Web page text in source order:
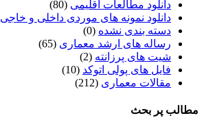
دانلود مطالعات اقلیمی (80)
دانلود نمونه های موردی داخلی و خاجی
دسته بندی نشده (0)
رساله های ارشد معماری (65)
شیت های پرزانته (2)
فایل های پولی اتوکد (10)
مقالات معماری (212)
مطالب پر بحث